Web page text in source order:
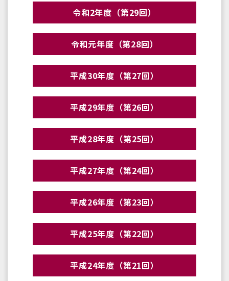
令和2年度（第29回）
令和元年度（第28回）
平成30年度（第27回）
平成29年度（第26回）
平成28年度（第25回）
平成27年度（第24回）
平成26年度（第23回）
平成25年度（第22回）
平成24年度（第21回）